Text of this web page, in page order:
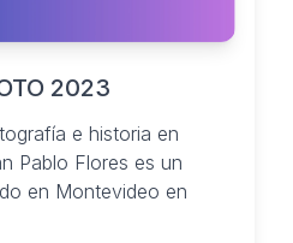
2023
e historia en
Pablo Flores es un
en Montevideo en